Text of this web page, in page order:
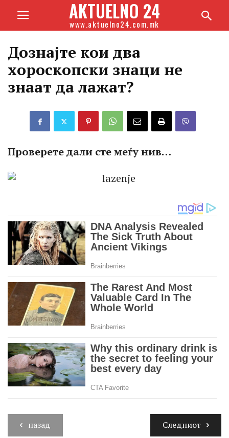
AKTUELNO 24
www.aktuelno24.com.mk
Дознајте кои два
хороскопски знаци не
знаат да лажат?
Проверете дали сте меѓу нив…
назад Следниот